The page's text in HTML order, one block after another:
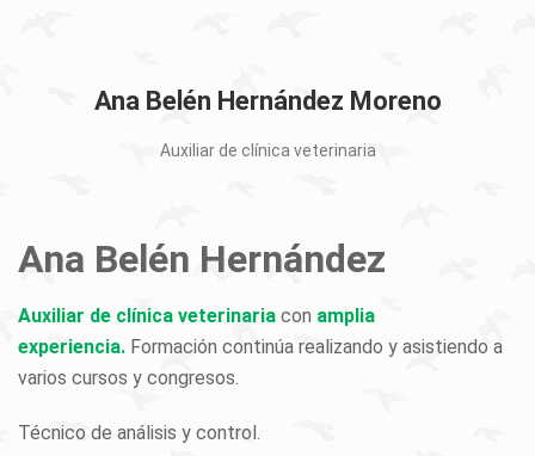
Ana Belén Hernández Moreno
Auxiliar de clínica veterinaria
Ana Belén Hernández
Auxiliar de clínica veterinaria con amplia
experiencia. Formación continúa realizando y asistiendo a
varios cursos y congresos.
Técnico de análisis y control.